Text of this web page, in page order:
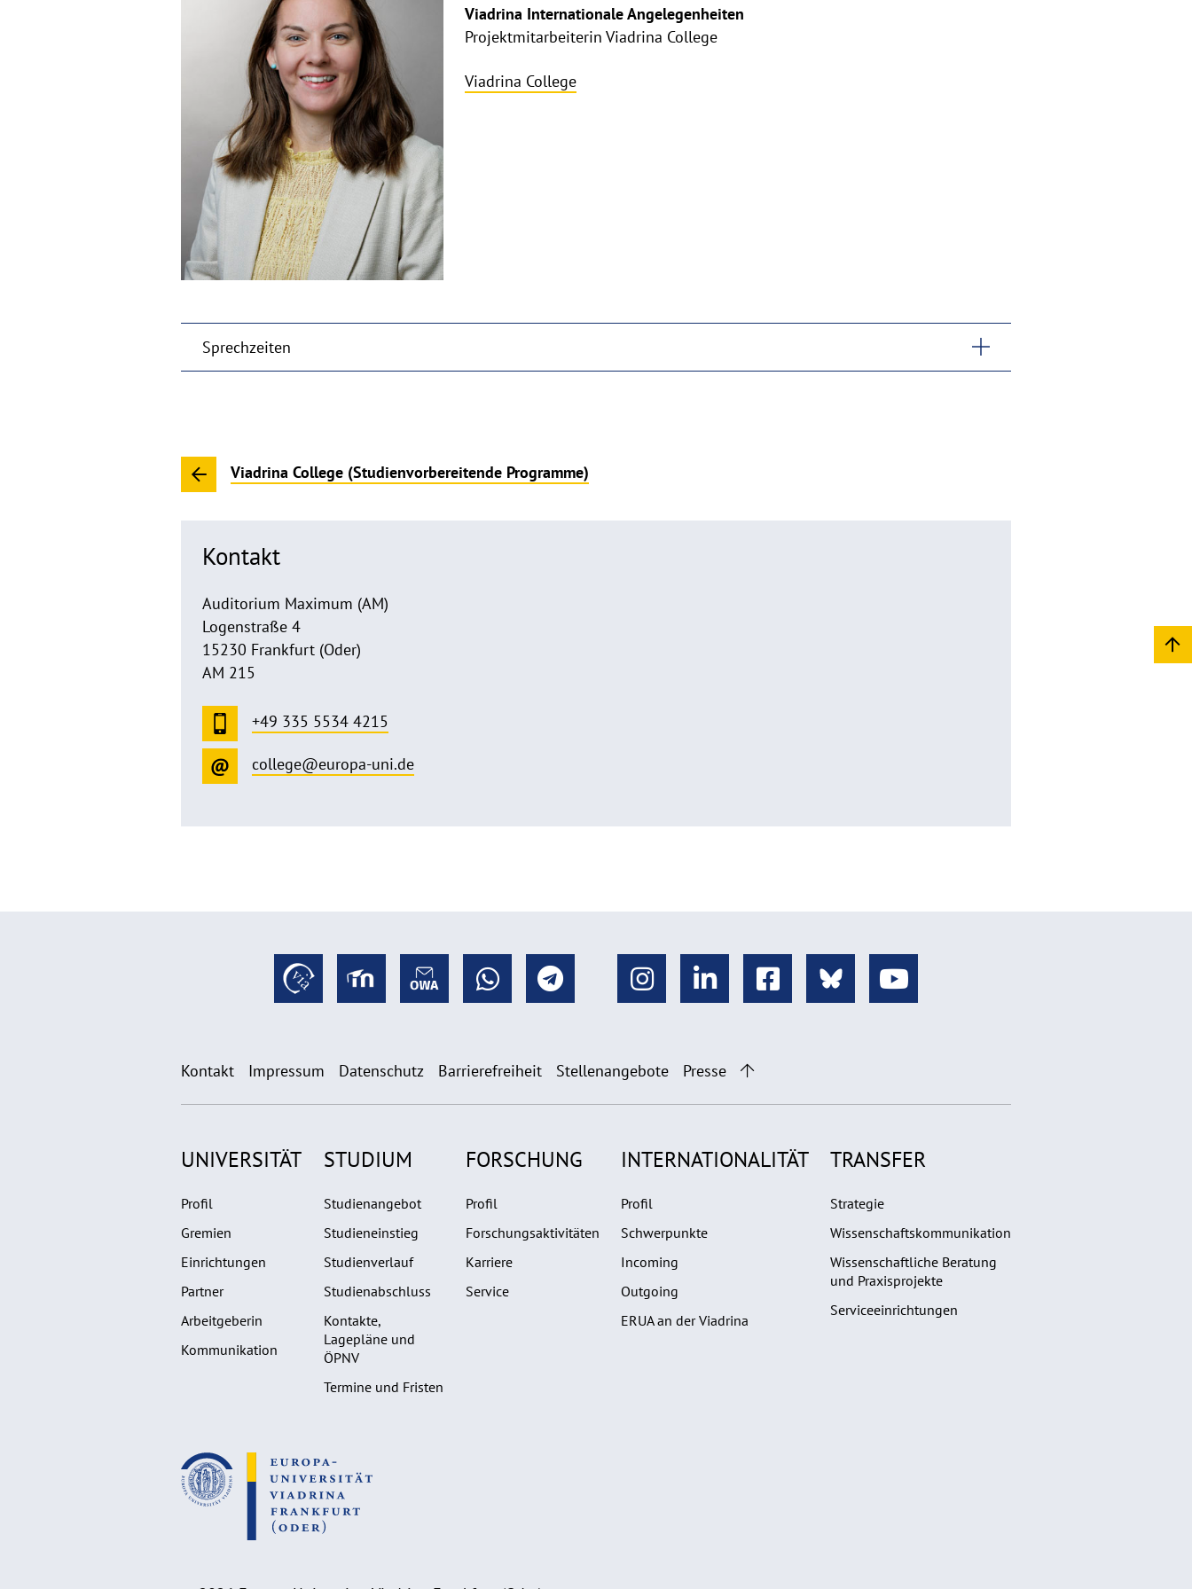
aufklappenViadrina Internationale Angelegenheiten
Projektmitarbeiterin Viadrina College
Viadrina College
Sprechzeiten
Viadrina College (Studienvorbereitende Programme)
Kontakt
Auditorium Maximum (AM)
Logenstraße 4
15230 Frankfurt (Oder)
AM 215
+49 335 5534 4215
college@europa-uni.de
Kontakt Impressum Datenschutz Barrierefreiheit Stellenangebote Presse
UNIVERSITÄT
Profil
Gremien
Einrichtungen
Partner
Arbeitgeberin
Kommunikation
STUDIUM
Studienangebot
Studieneinstieg
Studienverlauf
Studienabschluss
Kontakte,
Lagepläne und
ÖPNV
Termine und Fristen
FORSCHUNG
Profil
Forschungsaktivitäten
Karriere
Service
INTERNATIONALITÄT
Profil
Schwerpunkte
Incoming
Outgoing
ERUA an der Viadrina
TRANSFER
Strategie
Wissenschaftskommunikation
Wissenschaftliche Beratung
und Praxisprojekte
Serviceeinrichtungen